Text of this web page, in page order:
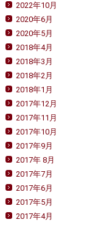
2022年10月
2020年6月
2020年5月
2018年4月
2018年3月
2018年2月
2018年1月
2017年12月
2017年11月
2017年10月
2017年9月
2017年 8月
2017年7月
2017年6月
2017年5月
2017年4月